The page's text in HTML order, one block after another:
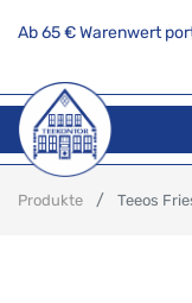
Ab 65 € Warenwert
Produkte Teeos